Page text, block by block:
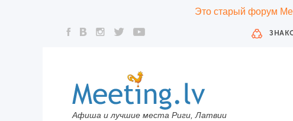
Это старый форум
Афиша и лучшие места Риги, Латвии